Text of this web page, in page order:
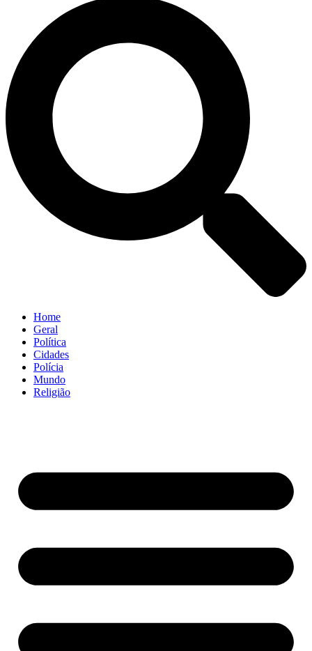
Home
Geral
Política
Cidades
Polícia
Mundo
Religião